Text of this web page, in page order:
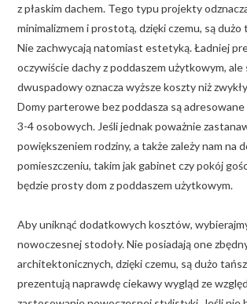
z płaskim dachem. Tego typu projekty
minimalizmem i prostotą, dzięki czemu, są
Nie zachwycają natomiast estetyką. Ładniej
oczywiście dachy z poddaszem użytkowym, ale
dwuspadowy oznacza wyższe koszty niż
Domy parterowe bez poddasza są
3-4 osobowych. Jeśli jednak poważnie
powiększeniem rodziny, a także zależy nam na
pomieszczeniu, takim jak gabinet czy pokój
będzie prosty dom z poddaszem użytkowym.
Aby uniknąć dodatkowych kosztów,
nowoczesnej stodoły. Nie posiadają one
architektonicznych, dzięki czemu, są dużo
prezentują naprawdę ciekawy wygląd ze